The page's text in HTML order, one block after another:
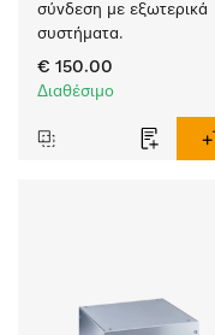
σύνδεση με εξωτερικά
συστήματα.
€ 150.00
Διαθέσιμο